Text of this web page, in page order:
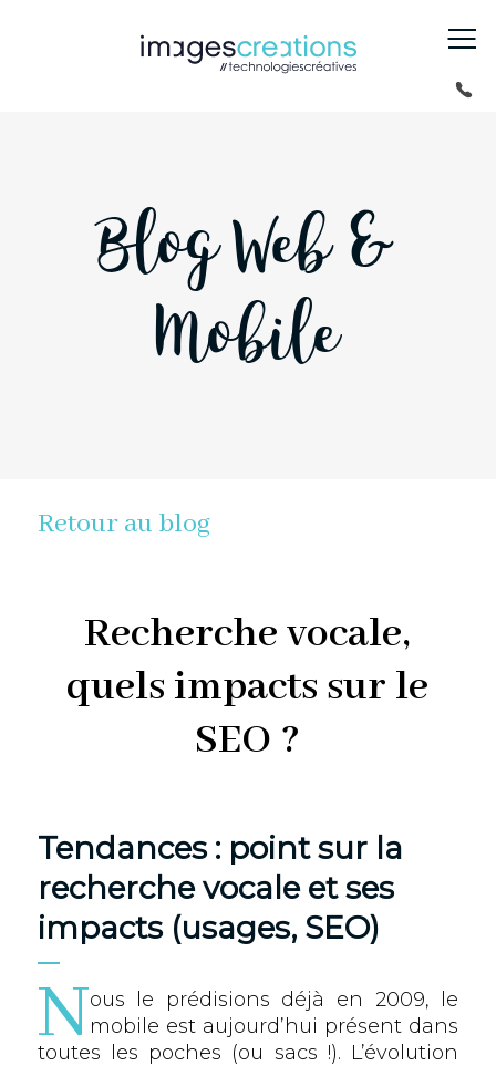
Blog Web &
Mobile
Retour au blog
Recherche vocale,
quels impacts sur le
SEO ?
Tendances : point sur la
recherche vocale et ses
impacts (usages, SEO)
Nous le prédisions déjà en 2009, le
mobile est aujourd’hui présent dans
toutes les poches (ou sacs !). L’évolution